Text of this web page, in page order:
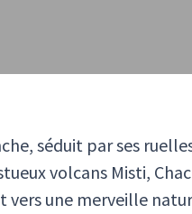
séduit par ses
volcans Misti,
vers une merveille